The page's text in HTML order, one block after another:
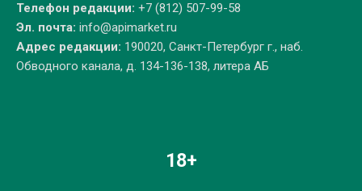
Телефон редакции: +7 (812) 507-99-58
Эл. почта: info@apimarket.ru
Адрес редакции: 190020, Санкт-Петербург г., наб.
Обводного канала, д. 134-136-138, литера АБ
18+